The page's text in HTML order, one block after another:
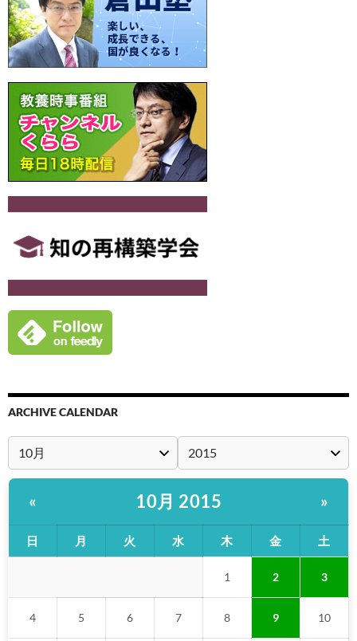
ー
シ
ョ
ン
ARCHIVE CALENDAR
« 10月 2015 »
日 月 火 水 木 金 土
1 2 3
4 5 6 7 8 9 10